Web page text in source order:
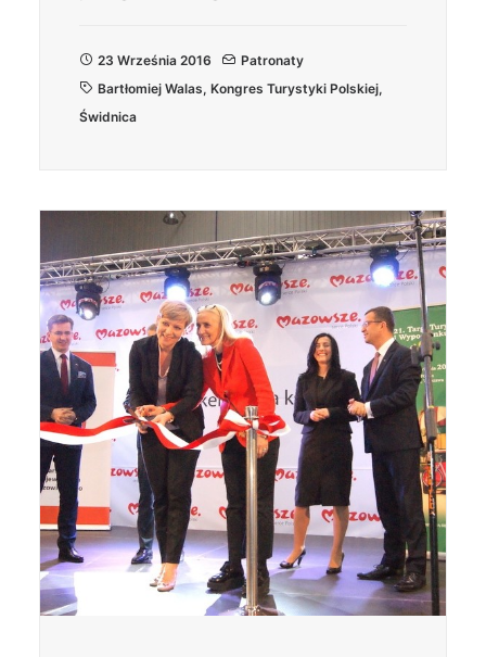
23 Września 2016
Patronaty
Bartłomiej Walas, Kongres Turystyki Polskiej,
Świdnica